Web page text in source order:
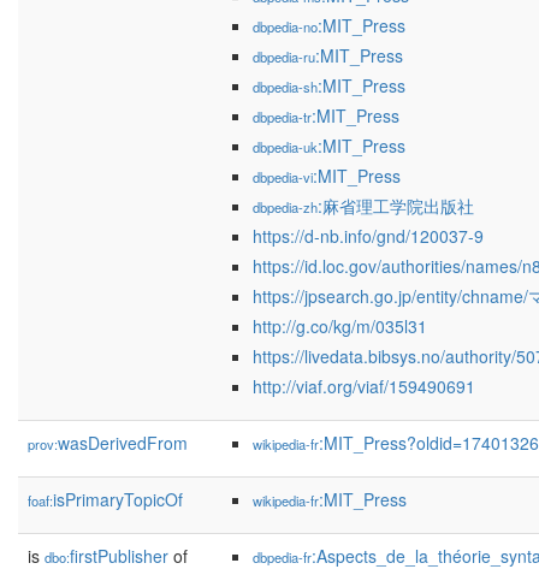
dbpedia-no:MIT_Press
dbpedia-ru:MIT_Press
dbpedia-sh:MIT_Press
dbpedia-tr:MIT_Press
dbpedia-uk:MIT_Press
dbpedia-vi:MIT_Press
dbpedia-zh:麻省理工学院出版社
https://d-nb.info/gnd/120037-9
https://id.loc.gov/authorities/names/
https://jpsearch.go.jp/entity/chname/
http://g.co/kg/m/035l31
https://livedata.bibsys.no/authority/
http://viaf.org/viaf/159490691
prov:wasDerivedFrom wikipedia-fr
foaf:isPrimaryTopicOf wikipedia-fr:MIT_Press
is dbo:firstPublisher of dbpedia-fr